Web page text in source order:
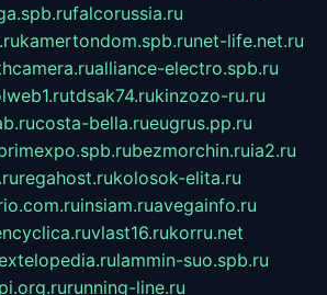
falcorussia.ru
kamertondom.spb.runet-life.net.ru
alliance-electro.spb.ru
tdsak74.rukinzozo-ru.ru
costa-bella.rueugrus.pp.ru
bezmorchin.ruia2.ru
regahost.rukolosok-elita.ru
insiam.ruavegainfo.ru
vlast16.rukorru.net
lammin-suo.spb.ru
running-line.ru